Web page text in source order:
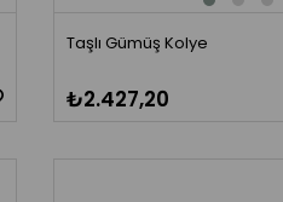
Taşlı Gümüş Kolye
₺2.427,20